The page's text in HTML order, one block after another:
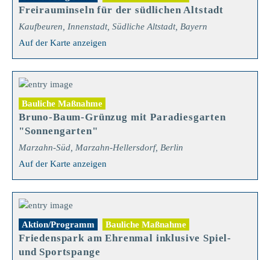
Freirauminseln für der südlichen Altstadt
Kaufbeuren, Innenstadt, Südliche Altstadt, Bayern
Auf der Karte anzeigen
Bauliche Maßnahme
Bruno-Baum-Grünzug mit Paradiesgarten
"Sonnengarten"
Marzahn-Süd, Marzahn-Hellersdorf, Berlin
Auf der Karte anzeigen
Aktion/Programm Bauliche Maßnahme
Friedenspark am Ehrenmal inklusive Spiel-
und Sportspange